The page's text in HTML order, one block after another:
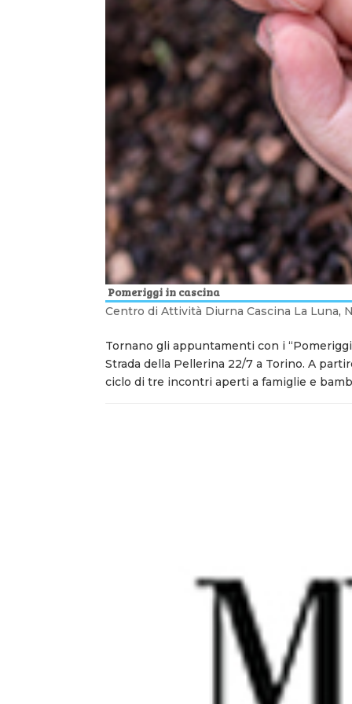
Pomeriggi in cascina
Centro di Attività Diurna Cascina La Luna,
Tornano gli appuntamenti con i
Strada della Pellerina 22/7 a Torino. A
ciclo di tre incontri aperti a famiglie e